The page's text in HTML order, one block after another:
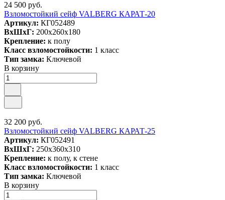
24 500 руб.
Взломостойкий сейф VALBERG КАРАТ-20
Артикул: КГ052489
ВxШxГ: 200x260x180
Крепление: к полу
Класс взломостойкости: 1 класс
Тип замка: Ключевой
В корзину
32 200 руб.
Взломостойкий сейф VALBERG КАРАТ-25
Артикул: КГ052491
ВxШxГ: 250x360x310
Крепление: к полу, к стене
Класс взломостойкости: 1 класс
Тип замка: Ключевой
В корзину